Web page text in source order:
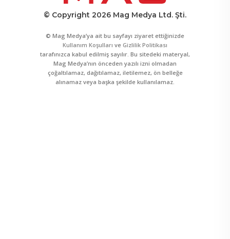
© Copyright 2026 Mag Medya Ltd. Şti.
© Mag Medya’ya ait bu sayfayı ziyaret ettiğinizde
Kullanım Koşulları ve Gizlilik Politikası
tarafınızca kabul edilmiş sayılır. Bu sitedeki materyal,
Mag Medya’nın önceden yazılı izni olmadan
çoğaltılamaz, dağıtılamaz, iletilemez, ön belleğe
alınamaz veya başka şekilde kullanılamaz.